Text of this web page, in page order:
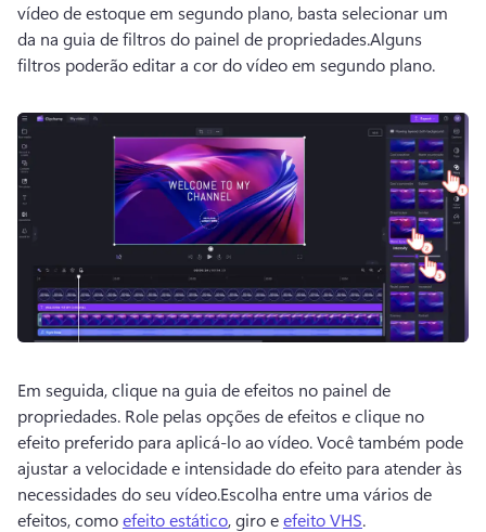
vídeo de estoque em segundo plano, basta selecionar um
da na guia de filtros do painel de propriedades.Alguns
filtros poderão editar a cor do vídeo em segundo plano.
Em seguida, clique na guia de efeitos no painel de
propriedades. Role pelas opções de efeitos e clique no
efeito preferido para aplicá-lo ao vídeo. Você também pode
ajustar a velocidade e intensidade do efeito para atender às
necessidades do seu vídeo.Escolha entre uma vários de
efeitos, como efeito estático, giro e efeito VHS.